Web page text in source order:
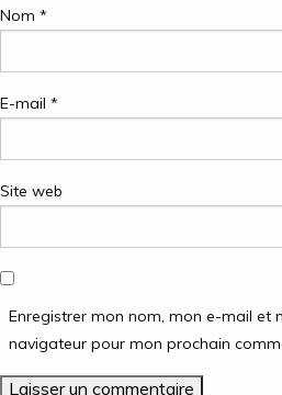
Nom *
E-mail *
Site web
Enregistrer mon nom, mon e-mail et
navigateur pour mon prochain